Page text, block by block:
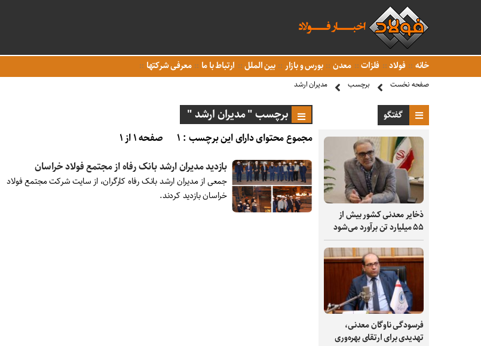
خانه فولاد فلزات معدن بورس و بازار بین الملل ارتباط با ما معرفی شرکتها
صفحه نخست برچسب مدیران ارشد
گفتگو
ذخایر معدنی کشور بیش از
۵۵ میلیارد تن برآورد می‌شود
فرسودگی ناوگان معدنی،
تهدیدی برای ارتقای بهره‌وری
برچسب " مدیران ارشد "
مجموع محتوای دارای این برچسب : ۱
صفحه ۱ از ۱
بازدید مدیران ارشد بانک رفاه از مجتمع فولاد خراسان
جمعی از مدیران ارشد بانک رفاه کارگران، از سایت شرکت مجتمع فولاد
خراسان بازدید کردند.